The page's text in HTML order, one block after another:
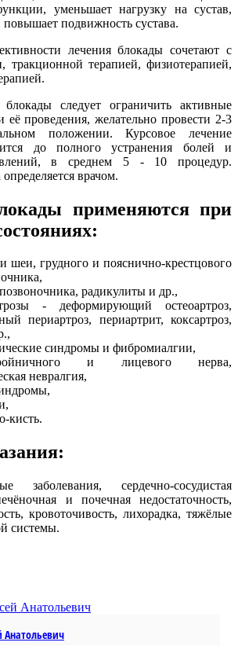
уменьшает нагрузку на сустав,
подвижность сустава.
лечения блокады сочетают с
тракционной терапией, физиотерапией,
следует ограничить активные
её проведения, желательно провести 2-3
положении. Курсовое лечение
до полного устранения болей и
в среднем 5 - 10 процедур.
врачом.
применяются при
шеи, грудного и пояснично-крестцового
радикулиты и др.,
- деформирующий остеоартроз,
периартроз, периартрит, коксартроз,
синдромы и фибромиалгии,
и лицевого нерва,
невралгия,
кисть.
заболевания, сердечно-сосудистая
и почечная недостаточность,
кровоточивость, лихорадка, тяжёлые
системы.
Анатольевич